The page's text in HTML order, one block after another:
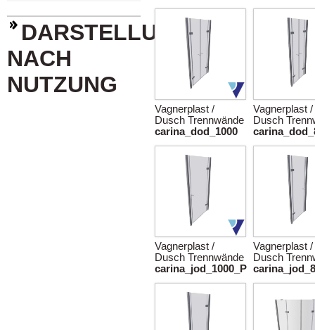
DARSTELLUNG
NACH
NUTZUNG
Vagnerplast /
Dusch Trennwände
carina_dod_1000
Vagnerplast /
Dusch
Vagnerplast /
Dusch Trennwände
carina_jod_1000_P
Vagnerplast /
Dusch